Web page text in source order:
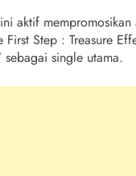
aktif
First Step : Treasure
sebagai single utama.